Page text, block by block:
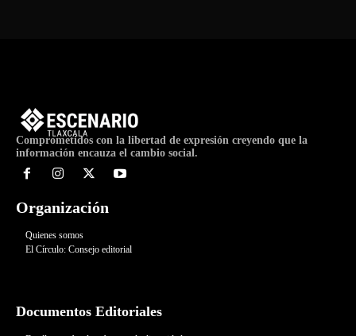
Comprometidos con la libertad de expresión creyendo que la
información encauza el cambio social.
Organización
Quienes somos
El Círculo: Consejo editorial
Documentos Editoriales